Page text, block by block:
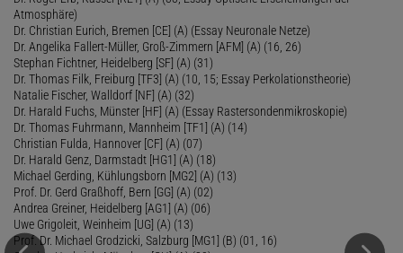
Atmosphäre)
Dr. Christian Eurich, Bremen [CE] (A) (Essay Neuronale Netze)
Dr. Angelika Fallert-Müller, Groß-Zimmern [AFM] (A) (16, 26)
Stephan Fichtner, Heidelberg [SF] (A) (31)
Dr. Thomas Filk, Freiburg [TF3] (A) (10, 15; Essay Perkolationstheorie)
Natalie Fischer, Walldorf [NF] (A) (32)
Dr. Harald Fuchs, Münster [HF] (A) (Essay Rastersondenmikroskopie)
Dr. Thomas Fuhrmann, Mannheim [TF1] (A) (14)
Christian Fulda, Hannover [CF] (A) (07)
Dr. Harald Genz, Darmstadt [HG1] (A) (18)
Michael Gerding, Kühlungsborn [MG2] (A) (13)
Prof. Dr. Gerd Graßhoff, Bern [GG] (A) (02)
Andrea Greiner, Heidelberg [AG1] (A) (06)
Uwe Grigoleit, Weinheim [UG] (A) (13)
Prof. Dr. Michael Grodzicki, Salzburg [MG1] (B) (01, 16)